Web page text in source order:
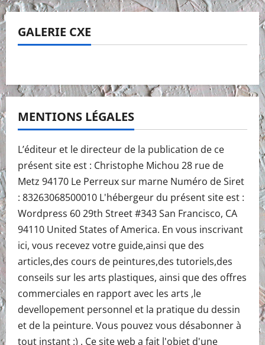
GALERIE CXE
MENTIONS LÉGALES
L’éditeur et le directeur de la publication de ce
présent site est : Christophe Michou 28 rue de
Metz 94170 Le Perreux sur marne Numéro de Siret
: 83263068500010 L'hébergeur du présent site est :
Wordpress 60 29th Street #343 San Francisco, CA
94110 United States of America. En vous inscrivant
ici, vous recevez votre guide,ainsi que des
articles,des cours de peintures,des tutoriels,des
conseils sur les arts plastiques, ainsi que des offres
commerciales en rapport avec les arts ,le
devellopement personnel et la pratique du dessin
et de la peinture. Vous pouvez vous désabonner à
tout instant :) . Ce site web a fait l'objet d'une